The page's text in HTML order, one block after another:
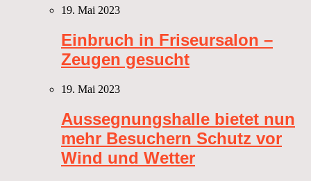
19. Mai 2023
Einbruch in Friseursalon –
Zeugen gesucht
19. Mai 2023
Aussegnungshalle bietet nun
mehr Besuchern Schutz vor
Wind und Wetter